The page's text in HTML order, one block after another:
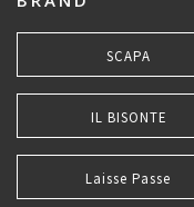
SCAPA
IL BISONTE
Laisse Passe